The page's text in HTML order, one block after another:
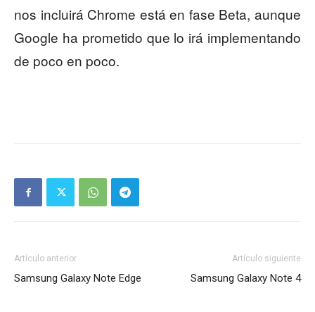
nos incluirá Chrome está en fase Beta, aunque
Google ha prometido que lo irá implementando
de poco en poco.
Artículo anterior
Samsung Galaxy Note Edge
Artículo siguiente
Samsung Galaxy Note 4